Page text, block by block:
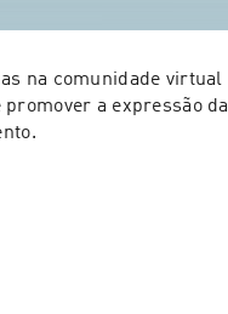
na comunidade virtual
a expressão da